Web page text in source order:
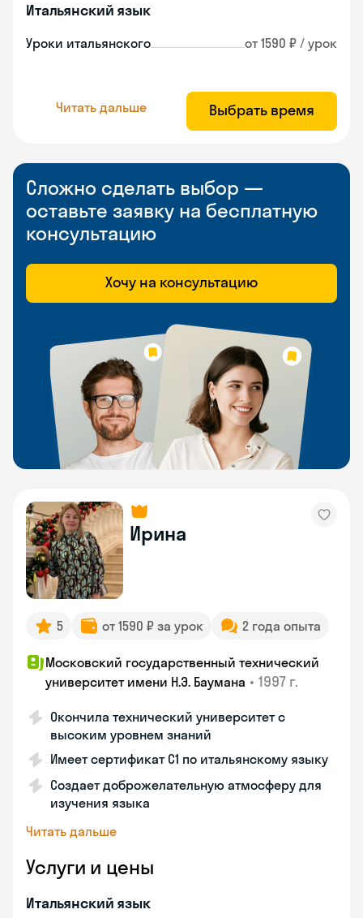
Итальянский язык
Уроки итальянского от 1590 ₽ / урок
Читать дальше Выбрать время
Сложно сделать выбор —
оставьте заявку на бесплатную
консультацию
Хочу на консультацию
Ирина
5 от 1590 ₽ за урок 2 года опыта
Московский государственный технический
университет имени Н.Э. Баумана • 1997 г.
Окончила технический университет с
высоким уровнем знаний
Имеет сертификат C1 по итальянскому языку
Создает доброжелательную атмосферу для
изучения языка
Читать дальше
Услуги и цены
Итальянский язык